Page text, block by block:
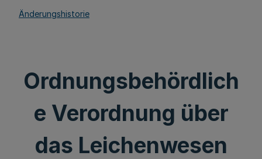
Änderungshistorie
Ordnungsbehördlich
e Verordnung über
das Leichenwesen